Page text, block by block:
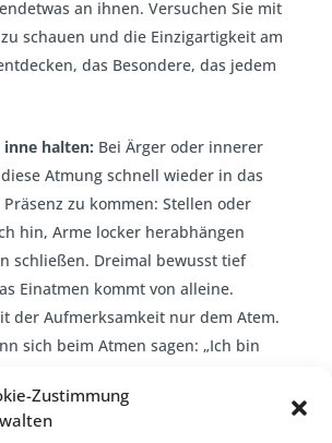
Zustimmung
an ihnen. Versuchen Sie mit
schauen und die Einzigartigkeit am
das Besondere, das jedem
inne halten: Bei Ärger oder innerer
Atmung schnell wieder in das
Präsenz zu kommen: Stellen oder
hin, Arme locker herabhängen
schließen. Dreimal bewusst tief
Einatmen kommt von alleine.
der Aufmerksamkeit nur dem Atem.
sich beim Atmen sagen: „Ich bin
sagen: